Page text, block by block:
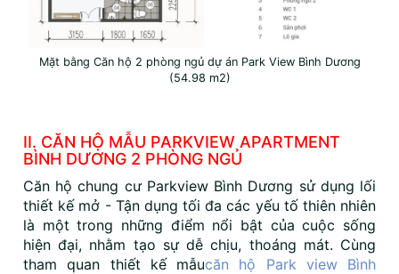
Mặt bằng Căn hộ 2 phòng ngủ dự án Park View Bình Dương
(54.98 m2)
II. CĂN HỘ MẪU PARKVIEW APARTMENT
BÌNH DƯƠNG 2 PHÒNG NGỦ
Căn hộ chung cư Parkview Bình Dương sử dụng lối
thiết kế mở - Tận dụng tối đa các yếu tố thiên nhiên
là một trong những điểm nổi bật của cuộc sống
hiện đại, nhằm tạo sự dễ chịu, thoáng mát. Cùng
tham quan thiết kế mẫucăn hộ Park view Bình